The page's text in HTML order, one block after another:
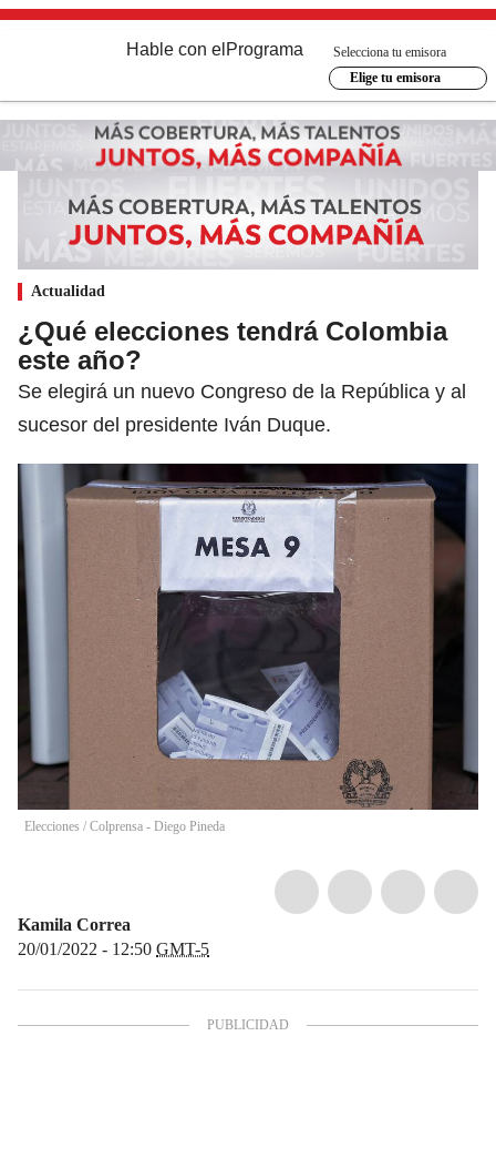
Hable con el Programa
Selecciona tu emisora
Elige tu emisora
Actualidad
¿Qué elecciones tendrá Colombia
este año?
Se elegirá un nuevo Congreso de la República y al
sucesor del presidente Iván Duque.
Elecciones / Colprensa - Diego Pineda
Kamila Correa
20/01/2022 - 12:50 GMT-5